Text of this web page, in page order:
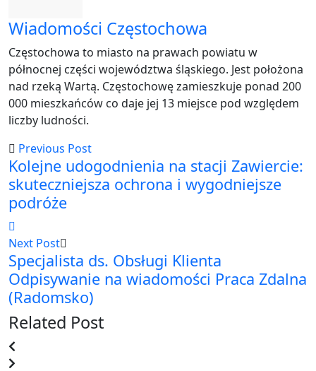
Wiadomości Częstochowa
Częstochowa to miasto na prawach powiatu w
północnej części województwa śląskiego. Jest położona
nad rzeką Wartą. Częstochowę zamieszkuje ponad 200
000 mieszkańców co daje jej 13 miejsce pod względem
liczby ludności.
Previous Post
Kolejne udogodnienia na stacji Zawiercie:
skuteczniejsza ochrona i wygodniejsze
podróże
Next Post
Specjalista ds. Obsługi Klienta
Odpisywanie na wiadomości Praca Zdalna
(Radomsko)
Related Post